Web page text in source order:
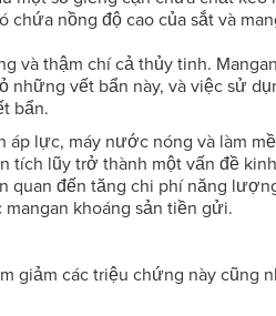
nồng độ cao của sắt và
và thậm chí cả thủy tinh.
vết bẩn này, và việc sử
bẩn.
lực, máy nước nóng và làm
tích lũy trở thành một vấn đề
quan đến tăng chi phí năng
khoáng sản tiền gửi.
giảm các triệu chứng này cũng